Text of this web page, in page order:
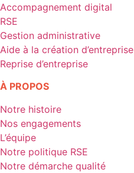
Accompagnement digital
RSE
Gestion administrative
Aide à la création d’entreprise
Reprise d’entreprise
À PROPOS
Notre histoire
Nos engagements
L’équipe
Notre politique RSE
Notre démarche qualité